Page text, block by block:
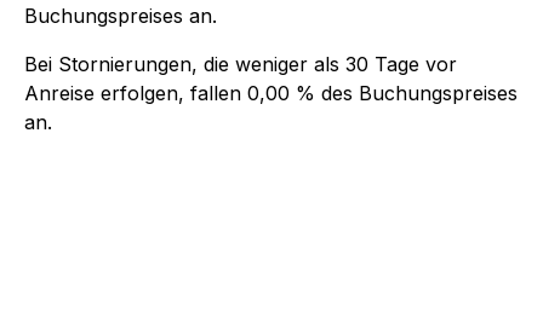
Buchungspreises an.
Bei Stornierungen, die weniger als 30 Tage vor
Anreise erfolgen, fallen 0,00 % des Buchungspreises
an.